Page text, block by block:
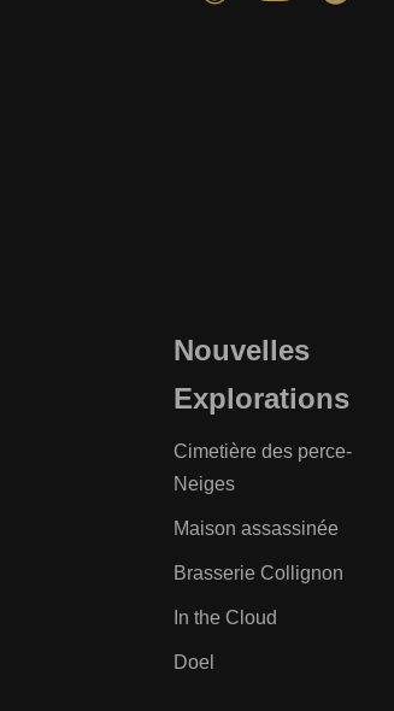
Nouvelles
Explorations
Cimetière des perce-
Neiges
Maison assassinée
Brasserie Collignon
In the Cloud
Doel